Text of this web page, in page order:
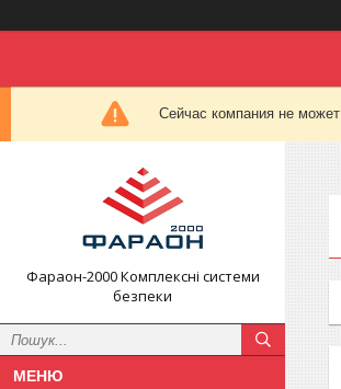
Сейчас компания не
Фараон-2000 Комплексні системи
безпеки